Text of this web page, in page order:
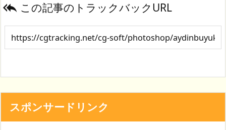
 この記事のトラックバックURL
スポンサードリンク